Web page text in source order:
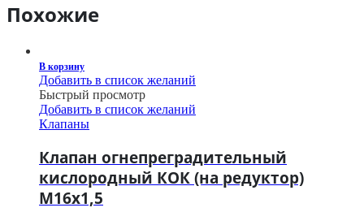
Похожие
В корзину
Добавить в список желаний
Быстрый просмотр
Добавить в список желаний
Клапаны
Клапан огнепреградительный
кислородный КОК (на редуктор)
М16х1,5